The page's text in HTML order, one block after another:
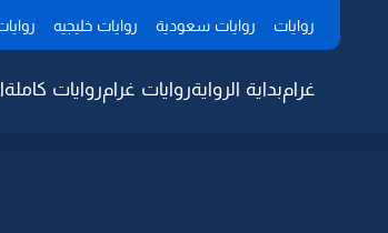
روايات روايات سعودية روايات خليجيه
غرامبداية الروايةروايات غرامروايات كاملة